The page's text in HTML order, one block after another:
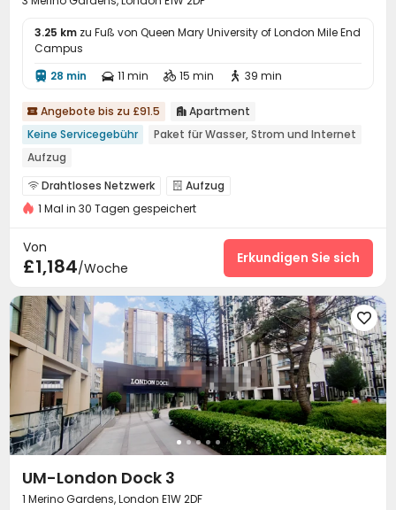
3.25 km zu Fuß von Queen Mary University of London Mile End
Campus
 28 min  11 min  15 min  39 min
 Angebote bis zu £91.5  Apartment
Keine Servicegebühr
Paket für Wasser, Strom und Internet
Aufzug
 Drahtloses Netzwerk  Aufzug
1 Mal in 30 Tagen gespeichert
Von
£1,184/Woche
Erkundigen Sie sich

UM-London Dock 3
1 Merino Gardens, London E1W 2DF